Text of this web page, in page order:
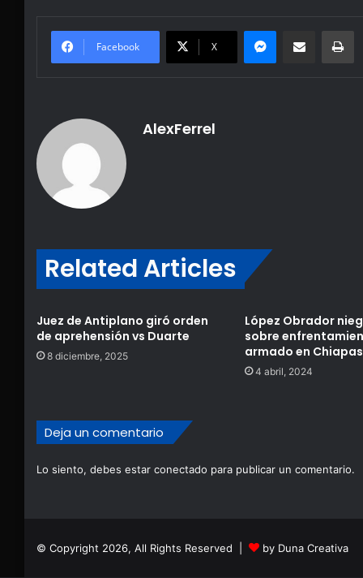
Facebook X
Messenger
Share via Email
AlexFerrel
Related Articles
Juez de Antiplano giró orden
de aprehensión vs Duarte
8 diciembre, 2025
López Obrador
sobre
armado en Chiapas
4 abril, 2024
Deja un comentario
Lo siento, debes estar conectado para publicar un comentario.
© Copyright 2026, All Rights Reserved | by Duna Creativa